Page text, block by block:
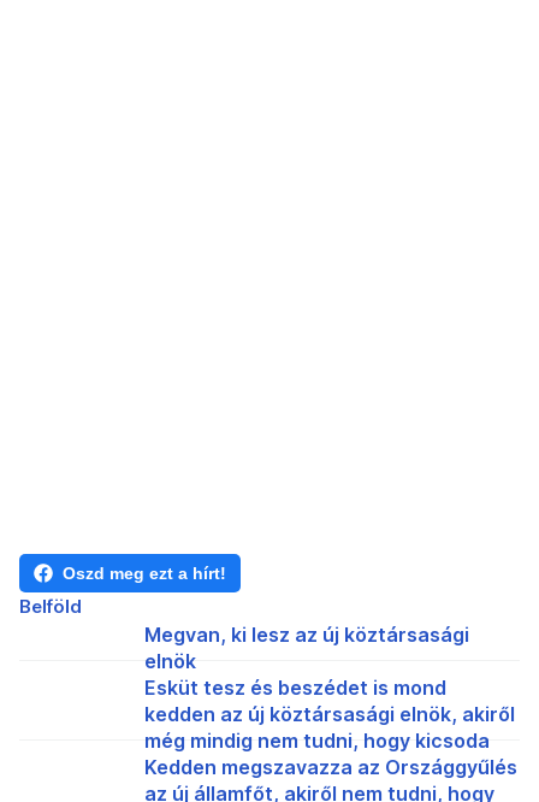
Oszd meg ezt a hírt!
Belföld
Megvan, ki lesz az új köztársasági
elnök
Esküt tesz és beszédet is mond
kedden az új köztársasági elnök, akiről
még mindig nem tudni, hogy kicsoda
Kedden megszavazza az Országgyűlés
az új államfőt, akiről nem tudni, hogy